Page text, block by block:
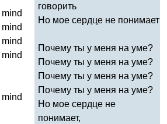
mind
mind
mind
mind
mind
говорить
Но мое сердце не понимает
Почему ты у меня на уме?
Почему ты у меня на уме?
Почему ты у меня на уме?
Почему ты у меня на уме?
Но мое сердце не
понимает,